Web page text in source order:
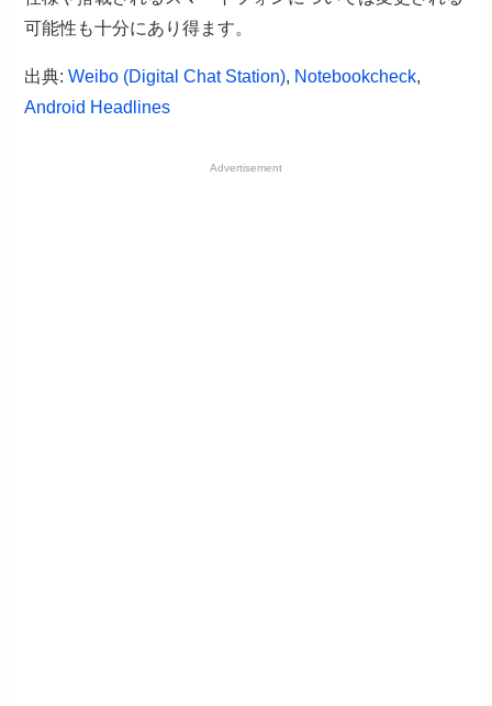
可能性も十分にあり得ます。
出典:Weibo (Digital Chat Station), Notebookcheck,
Android Headlines
Advertisement